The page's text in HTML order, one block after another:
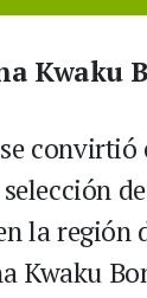
Kwaku
convirtió
la región
Kwaku